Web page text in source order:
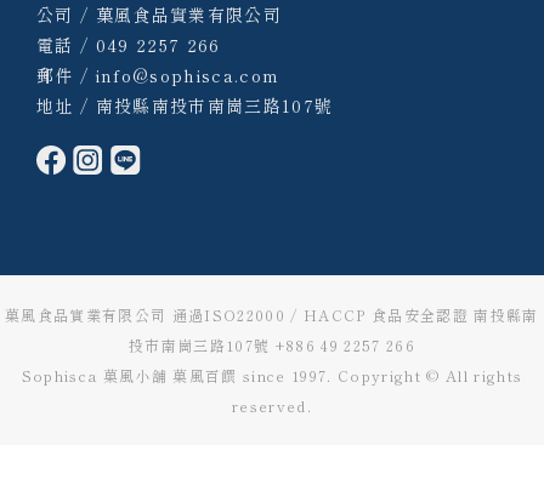
公司 / 菓風食品實業有限公司
電話 / 049 2257 266
郵件 / info@sophisca.com
地址 / 南投縣南投市南崗三路107號
菓風食品實業有限公司 通過ISO22000 / HACCP 食品安全認證 南投縣南
投市南崗三路107號 +886 49 2257 266
Sophisca 菓風小舖 菓風百饌 since 1997. Copyright © All rights
reserved.